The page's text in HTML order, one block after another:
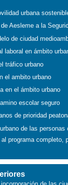
urbana
Aesleme a la
de ciudad
laboral en ámbito
tráfico urbano
el ambito urbano
en el ámbito urbano
escolar seguro
de prioridad
de las
al programa completo,